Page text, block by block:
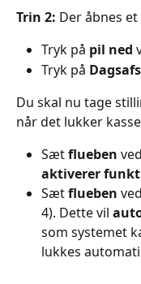
Trin 2: Der åbnes
Tryk på pil ned
Tryk på
Du skal nu tage
når det lukker
Sæt flueben ved
aktiverer
Sæt flueben ved
4). Dette vil
som systemet
lukkes